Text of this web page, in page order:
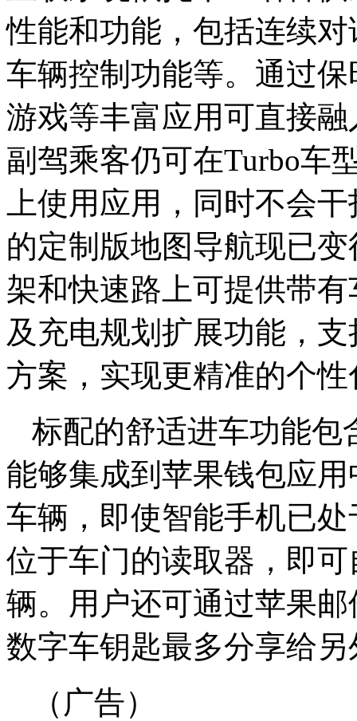
性能和功能，包括连续
车辆控制功能等。通过
游戏等丰富应用可直接
副驾乘客仍可在Turbo车
上使用应用，同时不会
的定制版地图导航现已
架和快速路上可提供带
及充电规划扩展功能，
方案，实现更精准的个
标配的舒适进车功能包
能够集成到苹果钱包应
车辆，即使智能手机已
位于车门的读取器，即
辆。用户还可通过苹果
数字车钥匙最多分享给
（广告）